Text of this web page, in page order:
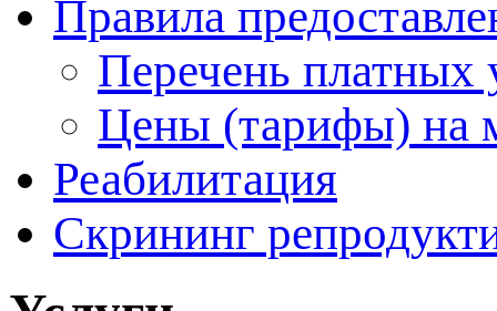
Правила
Перечень платных
Цены (тарифы) на
Реабилитация
Скрининг